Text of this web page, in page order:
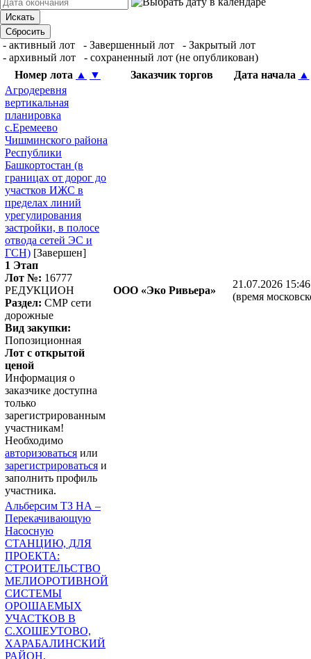
- активный лот - Завершенный лот
- Закрытый лот
- архивный лот
- сохраненный лот (не опубликован)
Номер лота ▲ ▼ Заказчик торгов Дата начала ▲
Агродеревня
вертикальная
планировка
с.Еремеево
Чишминского района
Республики
Башкортостан (в
границах от дорог до
участков ИЖС в
пределах линий
урегулирования
застройки, в полосе
отвода сетей ЭС и
ГСН) [Завершен]
1 Этап
Лот №: 16777
РЕДУКЦИОН
Раздел: СМР сети
дорожные
Вид закупки:
Попозиционная
Лот с открытой
ценой
Информация о
заказчике доступна
только
зарегистрированным
участникам!
Необходимо
авторизоваться или
зарегистрироваться и
заполнить профиль
участника.
ООО «Эко Ривьера»
21.07.2026
(время
Альберсим ТЗ НА –
Перекачивающую
Насосную
СТАНЦИЮ, ДЛЯ
ПРОЕКТА:
СТРОИТЕЛЬСТВО
МЕЛИОРОТИВНОЙ
СИСТЕМЫ
ОРОШАЕМЫХ
УЧАСТКОВ В
С.ХОШЕУТОВО,
ХАРАБАЛИНСКИЙ
РАЙОН,